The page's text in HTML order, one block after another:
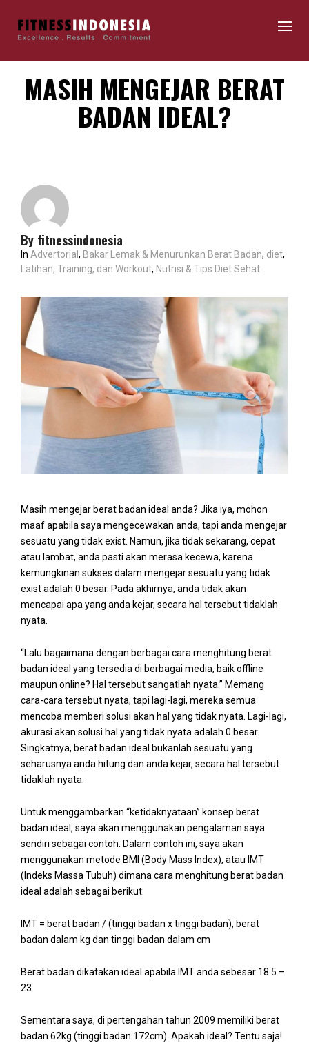
MASIH MENGEJAR BERAT
BADAN IDEAL?
By fitnessindonesia
In Advertorial , Bakar Lemak & Menurunkan Berat Badan, diet,
Latihan, Training, dan Workout, Nutrisi & Tips Diet Sehat
Masih mengejar berat badan ideal anda? Jika iya, mohon
maaf apabila saya mengecewakan anda, tapi anda mengejar
sesuatu yang tidak exist. Namun, jika tidak sekarang, cepat
atau lambat, anda pasti akan merasa kecewa, karena
kemungkinan sukses dalam mengejar sesuatu yang tidak
exist adalah 0 besar. Pada akhirnya, anda tidak akan
mencapai apa yang anda kejar, secara hal tersebut tidaklah
nyata.
“Lalu bagaimana dengan berbagai cara menghitung berat
badan ideal yang tersedia di berbagai media, baik offline
maupun online? Hal tersebut sangatlah nyata.” Memang
cara-cara tersebut nyata, tapi lagi-lagi, mereka semua
mencoba memberi solusi akan hal yang tidak nyata. Lagi-lagi,
akurasi akan solusi hal yang tidak nyata adalah 0 besar.
Singkatnya, berat badan ideal bukanlah sesuatu yang
seharusnya anda hitung dan anda kejar, secara hal tersebut
tidaklah nyata.
Untuk menggambarkan “ketidaknyataan” konsep berat
badan ideal, saya akan menggunakan pengalaman saya
sendiri sebagai contoh. Dalam contoh ini, saya akan
menggunakan metode BMI (Body Mass Index), atau IMT
(Indeks Massa Tubuh) dimana cara menghitung berat badan
ideal adalah sebagai berikut:
IMT = berat badan / (tinggi badan x tinggi badan), berat
badan dalam kg dan tinggi badan dalam cm
Berat badan dikatakan ideal apabila IMT anda sebesar 18.5 –
23.
Sementara saya, di pertengahan tahun 2009 memiliki berat
badan 62kg (tinggi badan 172cm). Apakah ideal? Tentu saja!